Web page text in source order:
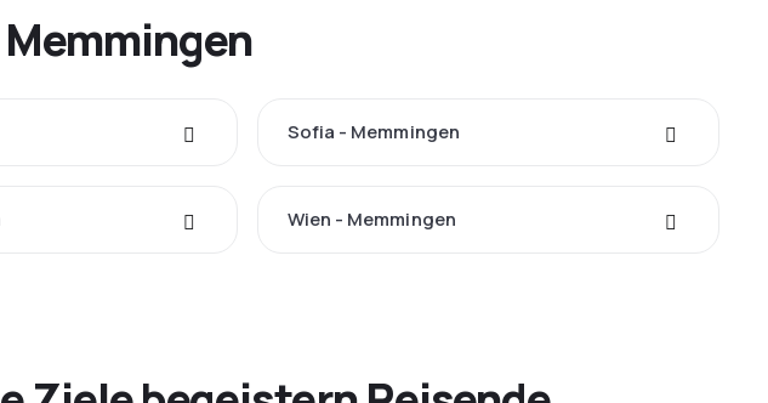
Sofia - Memmingen
Wien - Memmingen